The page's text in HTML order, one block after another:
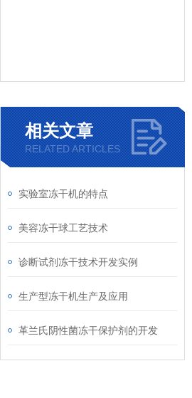
相关文章
RELATED ARTICLES
实验室冻干机的特点
美容冻干球工艺技术
诊断试剂冻干技术开发实例
生产型冻干机生产及应用
革兰氏阴性菌冻干保护剂的开发